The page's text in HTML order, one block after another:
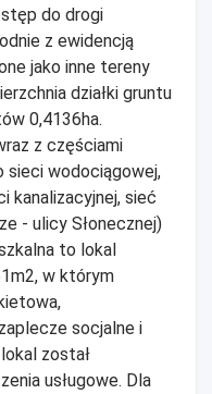
do drogi
z ewidencją
jako inne tereny
działki gruntu
0,4136ha.
z częściami
sieci wodociągowej,
kanalizacyjnej, sieć
- ulicy Słonecznej)
to lokal
w którym
socjalne i
został
usługowe. Dla